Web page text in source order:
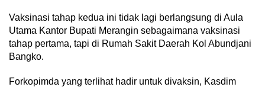
Vaksinasi tahap kedua ini tidak lagi berlangsung di Aula
Utama Kantor Bupati Merangin sebagaimana vaksinasi
tahap pertama, tapi di Rumah Sakit Daerah Kol Abundjani
Bangko.
Forkopimda yang terlihat hadir untuk divaksin, Kasdim